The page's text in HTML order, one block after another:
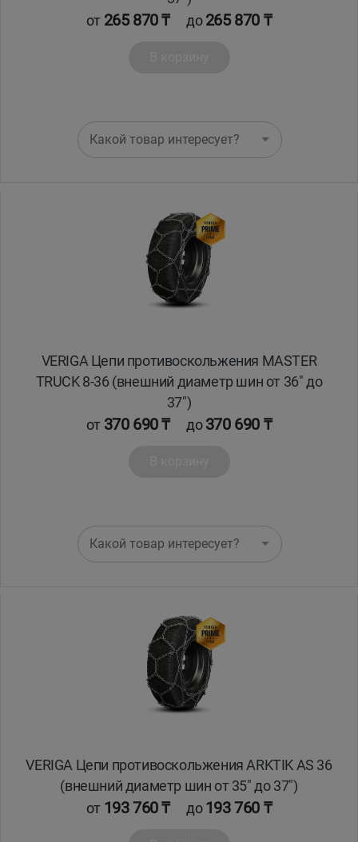
от 265 870 ₸ до265 870 ₸
Какой товар интересует?
VERIGA Цепи противоскольжения MASTER
TRUCK 8-36 (внешний диаметр шин от 36" до
37")
от 370 690 ₸ до370 690 ₸
Какой товар интересует?
VERIGA Цепи противоскольжения ARKTIK AS 36
(внешний диаметр шин от 35" до 37")
от 193 760 ₸ до193 760 ₸